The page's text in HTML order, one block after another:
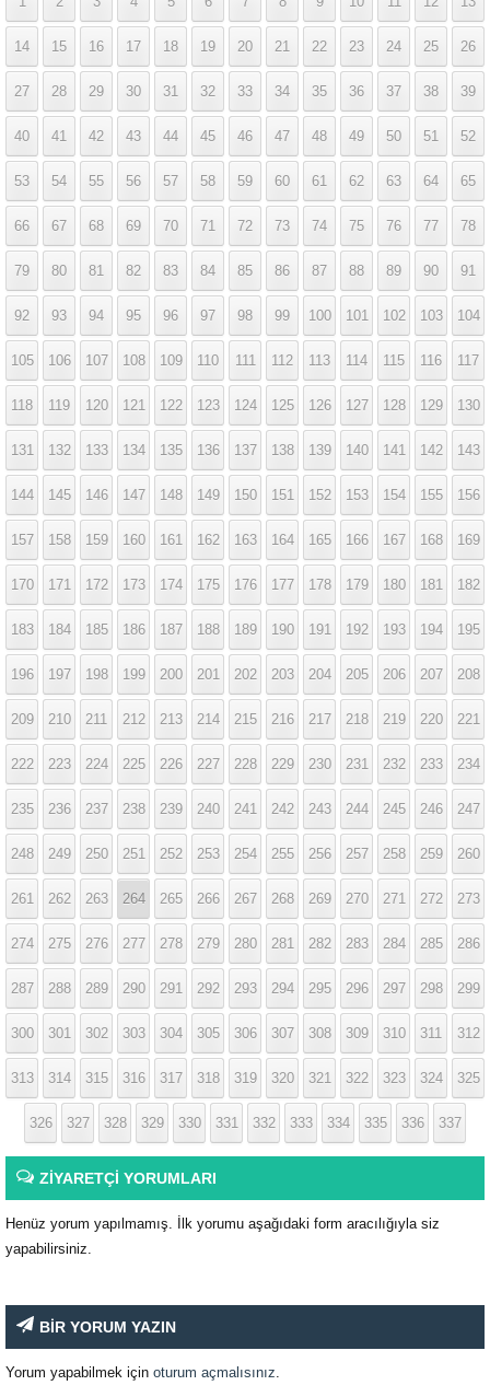
14 15 16 17 18 19 20 21 22 23 24 25 26
27 28 29 30 31 32 33 34 35 36 37 38 39
40 41 42 43 44 45 46 47 48 49 50 51 52
53 54 55 56 57 58 59 60 61 62 63 64 65
66 67 68 69 70 71 72 73 74 75 76 77 78
79 80 81 82 83 84 85 86 87 88 89 90 91
92 93 94 95 96 97 98 99 100 101 102 103 104
105 106 107 108 109 110 111 112 113 114 115 116 117
118 119 120 121 122 123 124 125 126 127 128 129 130
131 132 133 134 135 136 137 138 139 140 141 142 143
144 145 146 147 148 149 150 151 152 153 154 155 156
157 158 159 160 161 162 163 164 165 166 167 168 169
170 171 172 173 174 175 176 177 178 179 180 181 182
183 184 185 186 187 188 189 190 191 192 193 194 195
196 197 198 199 200 201 202 203 204 205 206 207 208
209 210 211 212 213 214 215 216 217 218 219 220 221
222 223 224 225 226 227 228 229 230 231 232 233 234
235 236 237 238 239 240 241 242 243 244 245 246 247
248 249 250 251 252 253 254 255 256 257 258 259 260
261 262 263 264 265 266 267 268 269 270 271 272 273
274 275 276 277 278 279 280 281 282 283 284 285 286
287 288 289 290 291 292 293 294 295 296 297 298 299
300 301 302 303 304 305 306 307 308 309 310 311 312
313 314 315 316 317 318 319 320 321 322 323 324 325
326 327 328 329 330 331 332 333 334 335 336 337
ZİYARETÇİ YORUMLARI
Henüz yorum yapılmamış. İlk yorumu aşağıdaki form aracılığıyla siz
yapabilirsiniz.
BİR YORUM YAZIN
Yorum yapabilmek için oturum açmalısınız